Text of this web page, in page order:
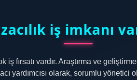
iş imkanı
iş fırsatı vardır. Araştırma ve
yardımcısı olarak, sorumlu